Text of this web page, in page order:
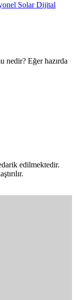
Solar Dijital
Eğer hazırda
edilmektedir.